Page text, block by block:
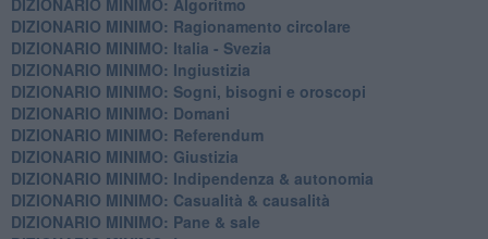
DIZIONARIO MINIMO: Ragionamento circolare
DIZIONARIO MINIMO: Italia - Svezia
DIZIONARIO MINIMO: ​Ingiustizia
DIZIONARIO MINIMO: ​Sogni, bisogni e oroscopi
DIZIONARIO MINIMO: Domani
DIZIONARIO MINIMO: Referendum
DIZIONARIO MINIMO: Giustizia
DIZIONARIO MINIMO: ​Indipendenza & autonomia
DIZIONARIO MINIMO: ​Casualità & causalità
​DIZIONARIO MINIMO: Pane & sale